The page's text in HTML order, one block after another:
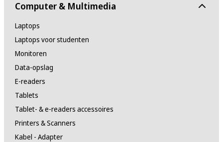
Computer & Multimedia
Laptops
Laptops voor studenten
Monitoren
Data-opslag
E-readers
Tablets
Tablet- & e-readers accessoires
Printers & Scanners
Kabel - Adapter